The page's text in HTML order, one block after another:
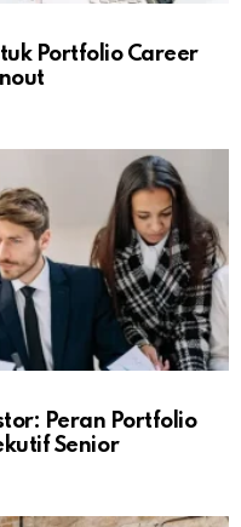
Portfolio Career
Peran Portfolio
Senior